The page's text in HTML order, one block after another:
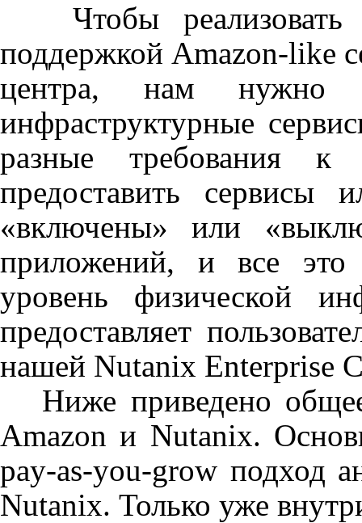
Чтобы
поддержкой Amazon-like
центра, нам нужно
инфраструктурные
разные требования к
предоставить
«включены» или
приложений, и все это
уровень физической
предоставляет
нашей Nutanix Enterprise
Ниже приведено общее
Amazon и Nutanix.
pay-as-you-grow подход
Nutanix. Только уже